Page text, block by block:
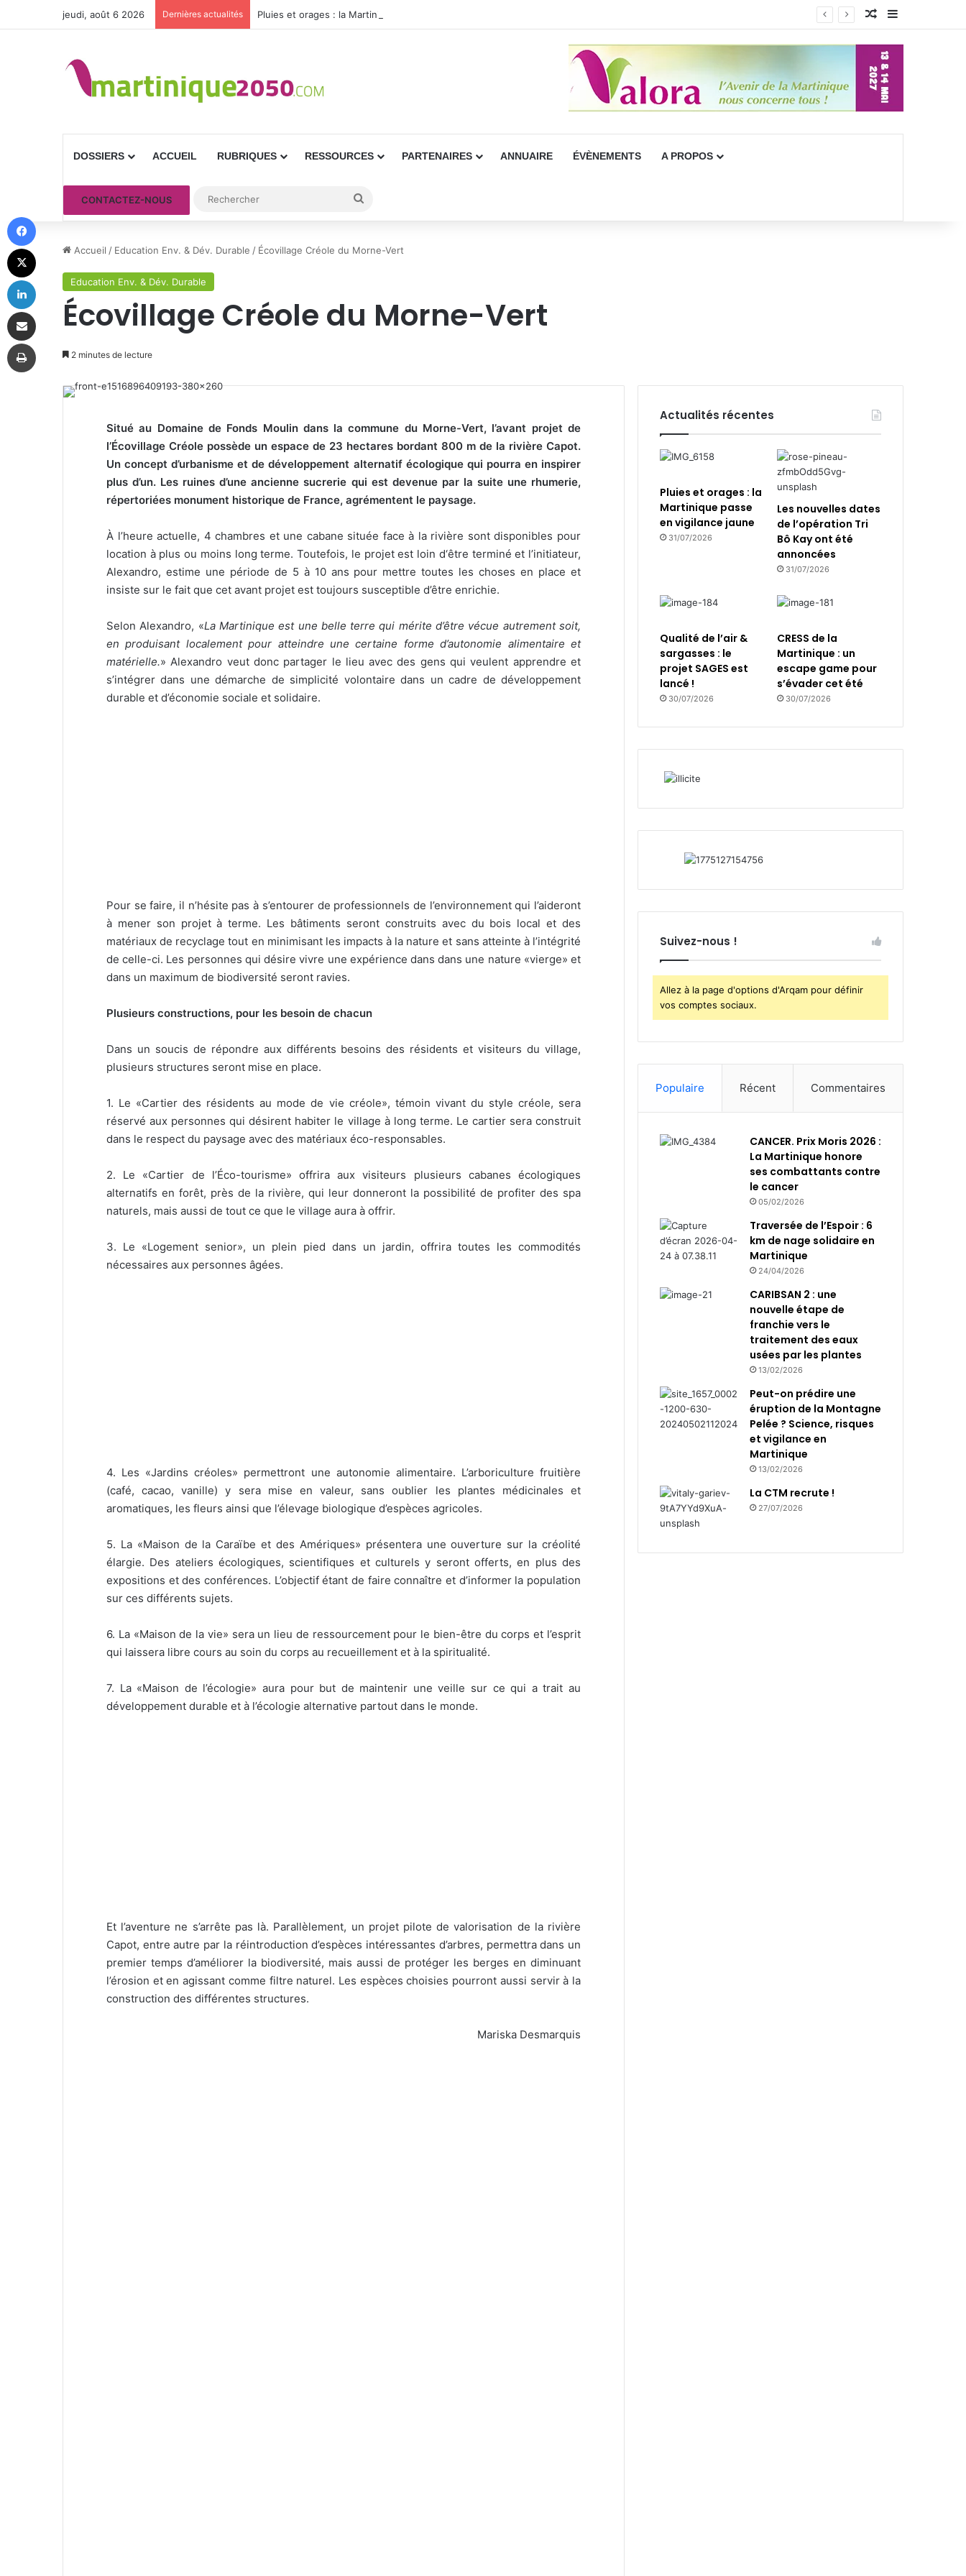
jeudi, août 6 2026 Dernières actualités Pluies et orages : la Martinique passe en vigilance jaune Article Aléatoire
DOSSIERS ACCUEIL RUBRIQUES RESSOURCES PARTENAIRES ANNUAIRE ÉVÈNEMENTS A PROPOS
CONTACTEZ-NOUS
Accueil / Education Env. & Dév. Durable / Écovillage Créole du Morne-Vert
Education Env. & Dév. Durable
Écovillage Créole du Morne-Vert
2 minutes de lecture
Situé au Domaine de Fonds Moulin dans la commune du Morne-Vert, l’avant projet de
l’Écovillage Créole possède un espace de 23 hectares bordant 800 m de la rivière Capot.
Un concept d’urbanisme et de développement alternatif écologique qui pourra en inspirer
plus d’un. Les ruines d’une ancienne sucrerie qui est devenue par la suite une rhumerie,
répertoriées monument historique de France, agrémentent le paysage.
À l’heure actuelle, 4 chambres et une cabane située face à la rivière sont disponibles pour
location à plus ou moins long terme. Toutefois, le projet est loin d‘être terminé et l’initiateur,
Alexandro, estime une période de 5 à 10 ans pour mettre toutes les choses en place et
insiste sur le fait que cet avant projet est toujours susceptible d’être enrichie.
Selon Alexandro, «La Martinique est une belle terre qui mérite d’être vécue autrementsoit,
en produisant localement pour atteindre une certaine forme d’autonomie alimentaire et
matérielle.» Alexandro veut donc partager le lieu avec des gens qui veulent apprendre et
s’intégrer dans une démarche de simplicité volontaire dans un cadre de développement
durable et d’économie sociale et solidaire.
Pour se faire, il n’hésite pas à s’entourer de professionnels de l’environnement qui l’aideront
à mener son projet à terme. Les bâtiments seront construits avec du bois local et des
matériaux de recyclage tout en minimisant les impacts à la nature et sans atteinte à l’intégrité
de celle-ci. Les personnes qui désire vivre une expérience dans dans une nature «vierge» et
dans un maximum de biodiversité seront ravies.
Plusieurs constructions, pour les besoin de chacun
Dans un soucis de répondre aux différents besoins des résidents et visiteurs du village,
plusieurs structures seront mise en place.
1. Le «Cartier des résidents au mode de vie créole», témoin vivant du style créole, sera
réservé aux personnes qui désirent habiter le village à long terme. Le cartier sera construit
dans le respect du paysage avec des matériaux éco-responsables.
2. Le «Cartier de l’Éco-tourisme» offrira aux visiteurs plusieurs cabanes écologiques
alternatifs en forêt, près de la rivière, qui leur donneront la possibilité de profiter des spa
naturels, mais aussi de tout ce que le village aura à offrir.
3. Le «Logement senior», un plein pied dans un jardin, offrira toutes les commodités
nécessaires aux personnes âgées.
4. Les «Jardins créoles» permettront une autonomie alimentaire. L’arboriculture fruitière
(café, cacao, vanille) y sera mise en valeur, sans oublier les plantes médicinales et
aromatiques, les fleurs ainsi que l’élevage biologique d’espèces agricoles.
5. La «Maison de la Caraïbe et des Amériques» présentera une ouverture sur la créolité
élargie. Des ateliers écologiques, scientifiques et culturels y seront offerts, en plus des
expositions et des conférences. L’objectif étant de faire connaître et d’informer la population
sur ces différents sujets.
6. La «Maison de la vie» sera un lieu de ressourcement pour le bien-être du corps et l’esprit
qui laissera libre cours au soin du corps au recueillement et à la spiritualité.
7. La «Maison de l’écologie» aura pour but de maintenir une veille sur ce qui a trait au
développement durable et à l’écologie alternative partout dans le monde.
Et l’aventure ne s’arrête pas là. Parallèlement, un projet pilote de valorisation de la rivière
Capot, entre autre par la réintroduction d’espèces intéressantes d’arbres, permettra dans un
premier temps d’améliorer la biodiversité, mais aussi de protéger les berges en diminuant
l’érosion et en agissant comme filtre naturel. Les espèces choisies pourront aussi servir à la
construction des différentes structures.
Mariska Desmarquis
Actualités récentes
Pluies et orages : la
Martinique passe
en vigilance jaune
31/07/2026
Les nouvelles dates
de l’opération Tri
Bô Kay ont été
annoncées
31/07/2026
Qualité de l’air &
sargasses : le
projet SAGES est
lancé !
30/07/2026
CRESS de la
Martinique : un
escape game pour
s’évader cet été
30/07/2026
Suivez-nous !
Allez à la page d'options d'Arqam pour définir
vos comptes sociaux.
Populaire Récent Commentaires
CANCER. Prix Moris 2026 :
La Martinique honore
ses combattants contre
le cancer
05/02/2026
Traversée de l’Espoir : 6
km de nage solidaire en
Martinique
24/04/2026
CARIBSAN 2 : une
nouvelle étape de
franchie vers le
traitement des eaux
usées par les plantes
13/02/2026
Peut-on prédire une
éruption de la Montagne
Pelée ? Science, risques
et vigilance en
Martinique
13/02/2026
La CTM recrute !
27/07/2026
Facebook
Linkedin